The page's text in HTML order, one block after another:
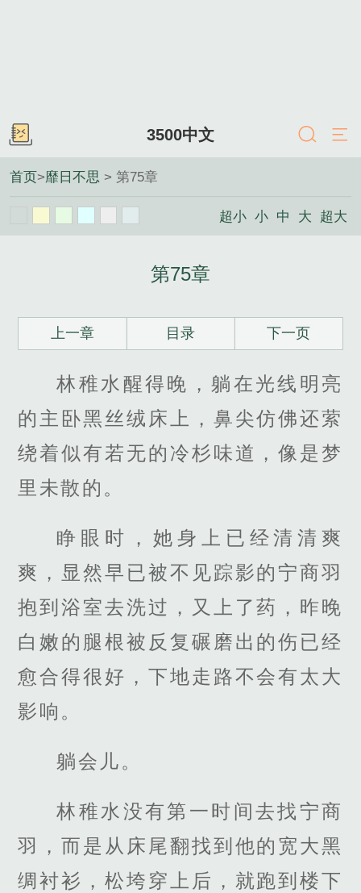
3500中文
首页>靡日不思 > 第75章
超小 小 中 大 超大
第75章
上一章 目录 下一页
林稚水醒得晚，躺在光线明亮
的主卧黑丝绒床上，鼻尖仿佛还萦
绕着似有若无的冷杉味道，像是梦
里未散的。
睁眼时，她身上已经清清爽
爽，显然早已被不见踪影的宁商羽
抱到浴室去洗过，又上了药，昨晚
白嫩的腿根被反复碾磨出的伤已经
愈合得很好，下地走路不会有太大
影响。
躺会儿。
林稚水没有第一时间去找宁商
羽，而是从床尾翻找到他的宽大黑
绸衬衫，松垮穿上后，就跑到楼下